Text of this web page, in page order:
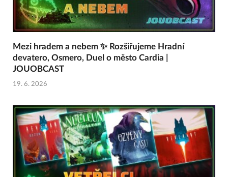
Mezi hradem a nebem ✨ Rozšiřujeme Hradní
devatero, Osmero, Duel o město Cardia |
JOUOBCAST
19. 6. 2026